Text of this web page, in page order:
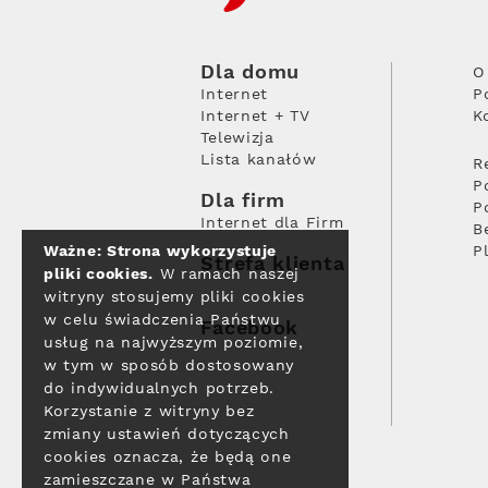
Dla domu
Internet
Internet + TV
Telewizja
Lista kanałów
Dla firm
Internet dla Firm
Strefa klienta
Facebook
Ważne: Strona wykorzystuje
pliki cookies. W ramach naszej
witryny stosujemy pliki cookies
w celu świadczenia Państwu
usług na najwyższym poziomie,
w tym w sposób dostosowany
do indywidualnych potrzeb.
Korzystanie z witryny bez
zmiany ustawień dotyczących
cookies oznacza, że będą one
zamieszczane w Państwa